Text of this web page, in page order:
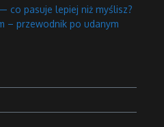
pasuje lepiej niż myślisz?
– przewodnik po udanym